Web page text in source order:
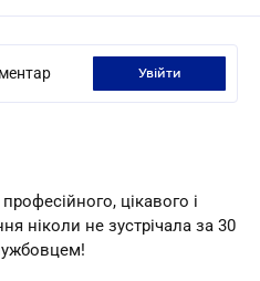
увійти
цікавого і
ніколи не зустрічала за 30